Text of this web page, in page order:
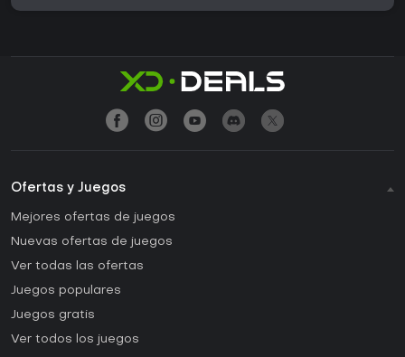
Ofertas y Juegos
Mejores ofertas de juegos
Nuevas ofertas de juegos
Ver todas las ofertas
Juegos populares
Juegos gratis
Ver todos los juegos